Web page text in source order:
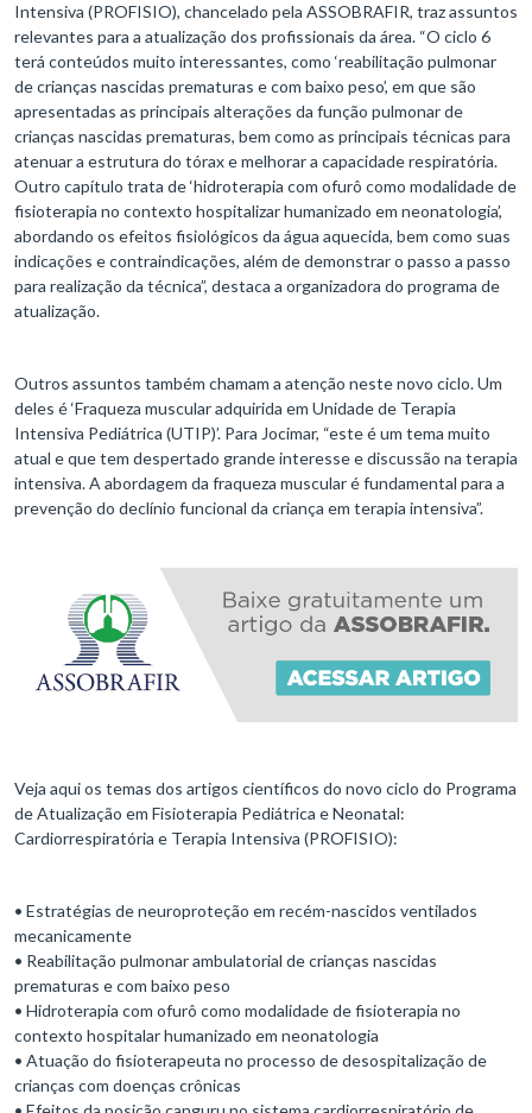
Intensiva (PROFISIO), chancelado pela ASSOBRAFIR, traz assuntos
relevantes para a atualização dos profissionais da área. “O ciclo 6
terá conteúdos muito interessantes, como ‘reabilitação pulmonar
de crianças nascidas prematuras e com baixo peso’, em que são
apresentadas as principais alterações da função pulmonar de
crianças nascidas prematuras, bem como as principais técnicas para
atenuar a estrutura do tórax e melhorar a capacidade respiratória.
Outro capítulo trata de ‘hidroterapia com ofurô como modalidade de
fisioterapia no contexto hospitalizar humanizado em neonatologia’,
abordando os efeitos fisiológicos da água aquecida, bem como suas
indicações e contraindicações, além de demonstrar o passo a passo
para realização da técnica”, destaca a organizadora do programa de
atualização.
Outros assuntos também chamam a atenção neste novo ciclo. Um
deles é ‘Fraqueza muscular adquirida em Unidade de Terapia
Intensiva Pediátrica (UTIP)’. Para Jocimar, “este é um tema muito
atual e que tem despertado grande interesse e discussão na terapia
intensiva. A abordagem da fraqueza muscular é fundamental para a
prevenção do declínio funcional da criança em terapia intensiva”.
Veja aqui os temas dos artigos científicos do novo ciclo do Programa
de Atualização em Fisioterapia Pediátrica e Neonatal:
Cardiorrespiratória e Terapia Intensiva (PROFISIO):
• Estratégias de neuroproteção em recém-nascidos ventilados
mecanicamente
• Reabilitação pulmonar ambulatorial de crianças nascidas
prematuras e com baixo peso
• Hidroterapia com ofurô como modalidade de fisioterapia no
contexto hospitalar humanizado em neonatologia
• Atuação do fisioterapeuta no processo de desospitalização de
crianças com doenças crônicas